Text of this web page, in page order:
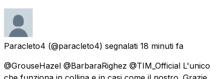
Paracleto4 (@paracleto4) segnalati 18 minuti fa
@GrouseHazel @BarbaraRighez @TIM_Official L'unico